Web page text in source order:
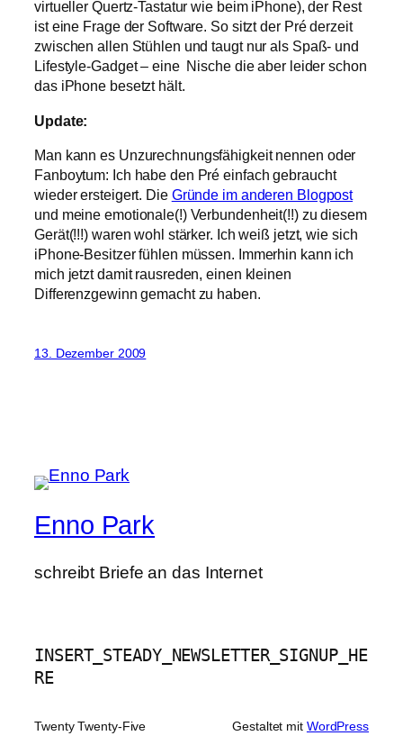
virtueller Quertz-Tastatur wie beim iPhone), der Rest
ist eine Frage der Software. So sitzt der Pré derzeit
zwischen allen Stühlen und taugt nur als Spaß- und
Lifestyle-Gadget – eine Nische die aber leider schon
das iPhone besetzt hält.
Update:
Man kann es Unzurechnungsfähigkeit nennen oder
Fanboytum: Ich habe den Pré einfach gebraucht
wieder ersteigert. Die Gründe im anderen Blogpost
und meine emotionale(!) Verbundenheit(!!) zu diesem
Gerät(!!!) waren wohl stärker. Ich weiß jetzt, wie sich
iPhone-Besitzer fühlen müssen. Immerhin kann ich
mich jetzt damit rausreden, einen kleinen
Differenzgewinn gemacht zu haben.
13. Dezember 2009
Enno Park
schreibt Briefe an das Internet
INSERT_STEADY_NEWSLETTER_SIGNUP_HE
RE
Twenty Twenty-Five Gestaltet mit WordPress